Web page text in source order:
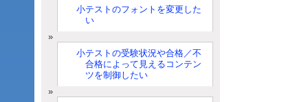
小テストのフォントを変更した
い
小テストの受験状況や合格／不
合格によって見えるコンテン
ツを制御したい